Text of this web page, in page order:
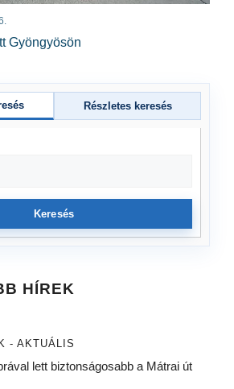
Gyöngyösön
Részletes keresés
Keresés
HÍREK
- AKTUÁLIS
lett biztonságosabb a Mátrai út